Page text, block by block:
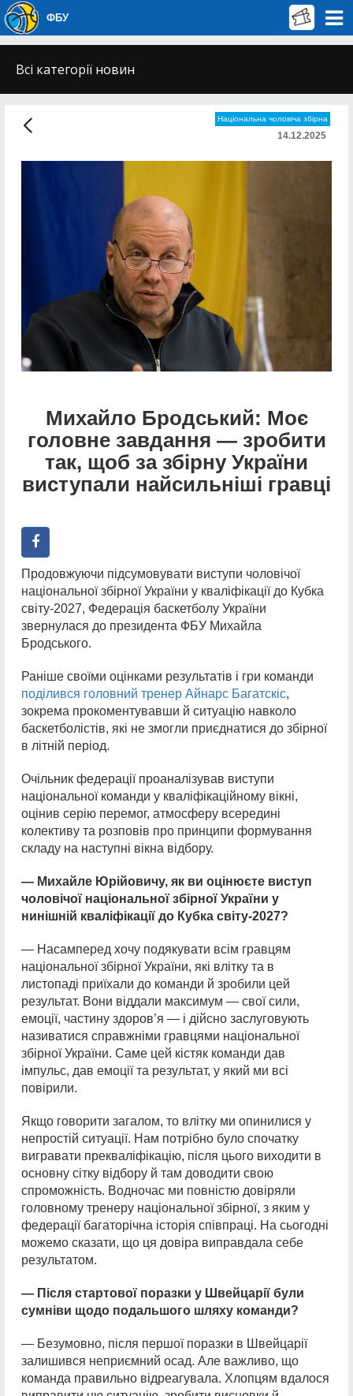
ФБУ
Всі категорії новин
Національна чоловіча збірна
14.12.2025
Михайло Бродський: Моє
головне завдання — зробити
так, щоб за збірну України
виступали найсильніші гравці
Продовжуючи підсумовувати виступи чоловічої
національної збірної України у кваліфікації до Кубка
світу-2027, Федерація баскетболу України
звернулася до президента ФБУ Михайла
Бродського.
Раніше своїми оцінками результатів і гри команди
поділився головний тренер Айнарс Багатскіс,
зокрема прокоментувавши й ситуацію навколо
баскетболістів, які не змогли приєднатися до збірної
в літній період.
Очільник федерації проаналізував виступи
національної команди у кваліфікаційному вікні,
оцінив серію перемог, атмосферу всередині
колективу та розповів про принципи формування
складу на наступні вікна відбору.
— Михайле Юрійовичу, як ви оцінюєте виступ
чоловічої національної збірної України у
нинішній кваліфікації до Кубка світу-2027?
— Насамперед хочу подякувати всім гравцям
національної збірної України, які влітку та в
листопаді приїхали до команди й зробили цей
результат. Вони віддали максимум — свої сили,
емоції, частину здоров’я — і дійсно заслуговують
називатися справжніми гравцями національної
збірної України. Саме цей кістяк команди дав
імпульс, дав емоції та результат, у який ми всі
повірили.
Якщо говорити загалом, то влітку ми опинилися у
непростій ситуації. Нам потрібно було спочатку
вигравати прекваліфікацію, після цього виходити в
основну сітку відбору й там доводити свою
спроможність. Водночас ми повністю довіряли
головному тренеру національної збірної, з яким у
федерації багаторічна історія співпраці. На сьогодні
можемо сказати, що ця довіра виправдала себе
результатом.
— Після стартової поразки у Швейцарії були
сумніви щодо подальшого шляху команди?
— Безумовно, після першої поразки в Швейцарії
залишився неприємний осад. Але важливо, що
команда правильно відреагувала. Хлопцям вдалося